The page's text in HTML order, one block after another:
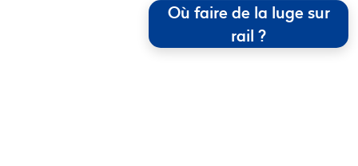
Où faire de la luge sur
rail ?